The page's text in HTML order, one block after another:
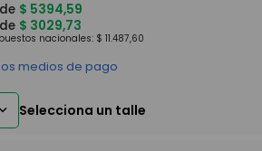
$ 5394,59
$ 3029,73
nacionales: $ 11.487,60
medios de pago